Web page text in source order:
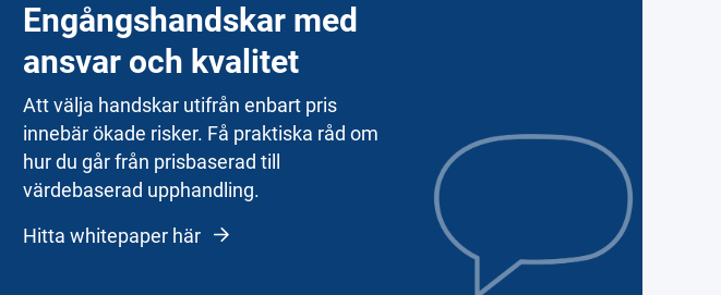
Engångshandskar med
ansvar och kvalitet
Att välja handskar utifrån enbart pris
innebär ökade risker. Få praktiska råd om
hur du går från prisbaserad till
värdebaserad upphandling.
Hitta whitepaper här